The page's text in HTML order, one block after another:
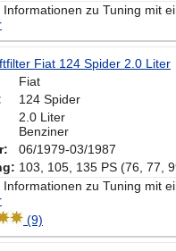
Informationen zu Tuning mit
Fiat 124 Spider 2.0 Liter
Fiat
124 Spider
2.0 Liter
Benziner
06/1979-03/1987
103, 105, 135 PS (76, 77,
Informationen zu Tuning mit
(9)